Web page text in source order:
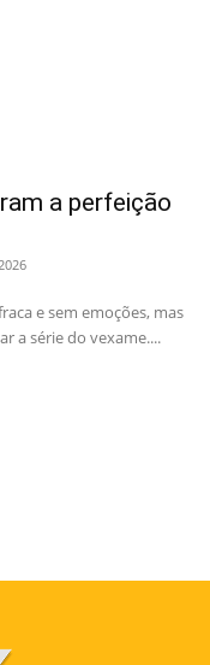
a perfeição
e sem emoções, mas
a série do vexame....